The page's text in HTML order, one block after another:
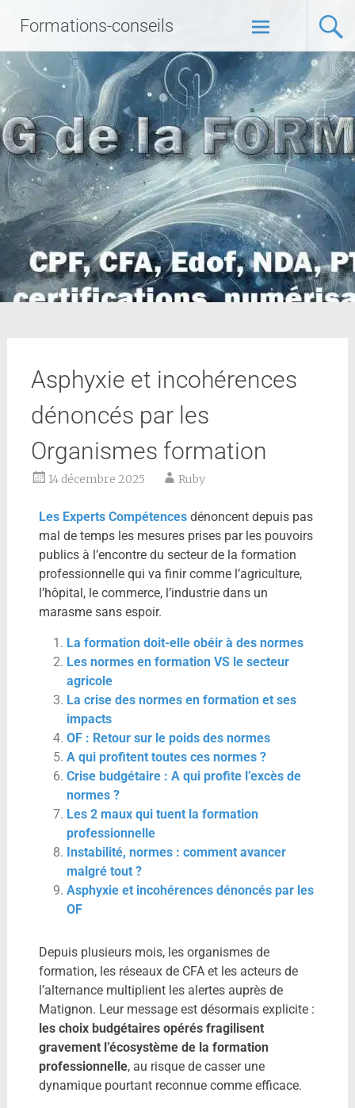
Formations-conseils
Asphyxie et incohérences
dénoncés par les
Organismes formation
14 décembre 2025 Ruby
Les Experts Compétencesdénoncent depuis pas
mal de temps les mesures prises par les pouvoirs
publics à l’encontre du secteur de la formation
professionnelle qui va finir comme l’agriculture,
l’hôpital, le commerce, l’industrie dans un
marasme sans espoir.
La formation doit-elle obéir à des normes
Les normes en formation VS le secteur
agricole
La crise des normes en formation et ses
impacts
OF : Retour sur le poids des normes
A qui profitent toutes ces normes ?
Crise budgétaire : A qui profite l’excès de
normes ?
Les 2 maux qui tuent la formation
professionnelle
Instabilité, normes : comment avancer
malgré tout ?
Asphyxie et incohérences dénoncés par les
OF
Depuis plusieurs mois, les organismes de
formation, les réseaux de CFA et les acteurs de
l’alternance multiplient les alertes auprès de
Matignon. Leur message est désormais explicite :
les choix budgétaires opérés fragilisent
gravement l’écosystème de la formation
professionnelle, au risque de casser une
dynamique pourtant reconnue comme efficace.